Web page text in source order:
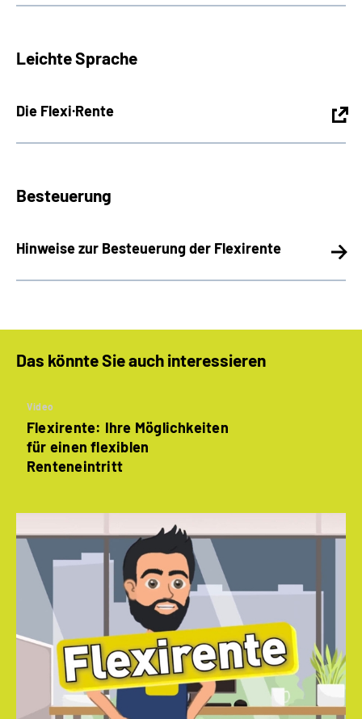
Leichte Sprache
Die Flexi·Rente
Besteuerung
Hinweise zur Besteuerung der Flexirente
Das könnte Sie auch interessieren
Video
Flexirente: Ihre Möglichkeiten
für einen flexiblen
Renteneintritt